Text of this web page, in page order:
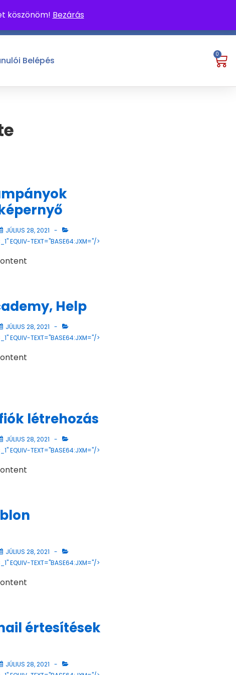
köszönöm! Bezárás
Belépés
0
JÚLIUS 28, 2021
EQUIV-TEXT="BASE64:JXM="/>
Help
JÚLIUS 28, 2021
EQUIV-TEXT="BASE64:JXM="/>
létrehozás
JÚLIUS 28, 2021
EQUIV-TEXT="BASE64:JXM="/>
JÚLIUS 28, 2021
EQUIV-TEXT="BASE64:JXM="/>
értesítések
JÚLIUS 28, 2021